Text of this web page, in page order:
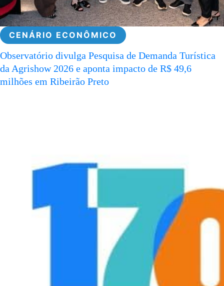
CENÁRIO ECONÔMICO
Observatório divulga Pesquisa de Demanda Turística
da Agrishow 2026 e aponta impacto de R$ 49,6
milhões em Ribeirão Preto